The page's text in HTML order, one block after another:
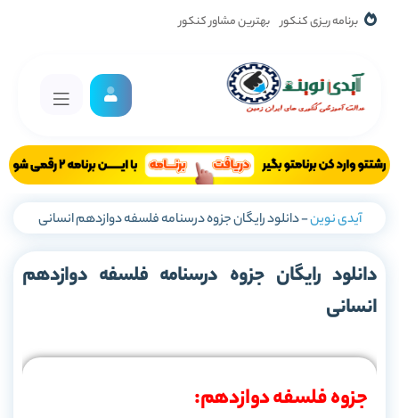
برنامه ریزی کنکور بهترین مشاور کنکور
آیدی نوین-دانلود رایگان جزوه درسنامه فلسفه دوازدهم انسانی
دانلود رایگان جزوه درسنامه فلسفه دوازدهم
انسانی
جزوه فلسفه دوازدهم: